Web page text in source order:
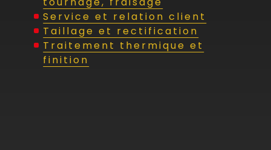
Service et relation client
Taillage et rectification
Traitement thermique et
finition